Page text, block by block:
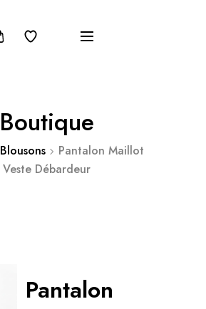
Boutique
Blousons
Pantalon Maillot
Veste Débardeur
Pantalon